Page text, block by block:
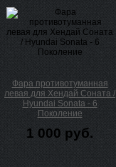
Фара противотуманная
левая для Хендай Соната /
Hyundai Sonata - 6
Поколение
1 000 руб.